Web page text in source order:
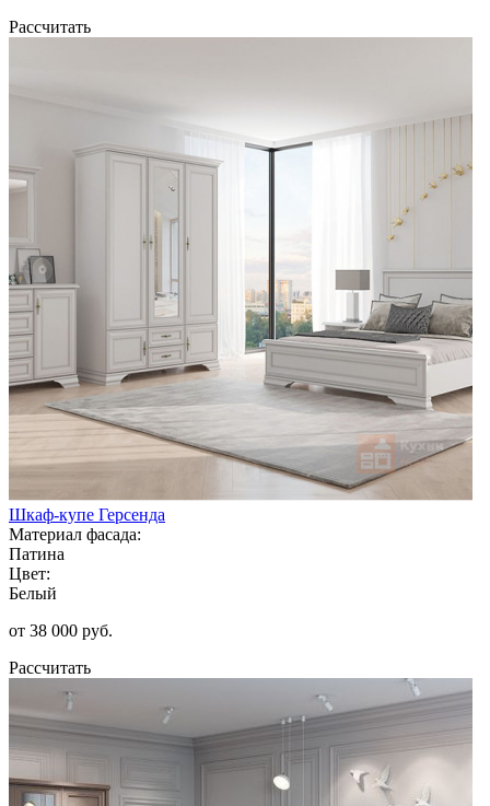
Рассчитать
Шкаф-купе Герсенда
Материал фасада:
Патина
Цвет:
Белый
от 38 000 руб.
Рассчитать